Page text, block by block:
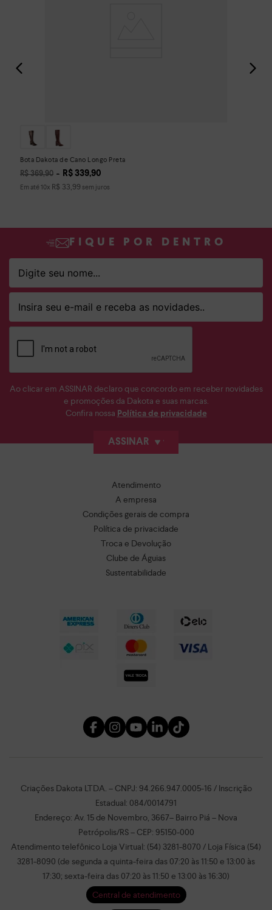
Bota Dakota de Cano Longo Preta
R$ 369,90 R$ 339,90
Em até 10x R$ 33,99 sem juros
FIQUE POR DENTRO
Ao clicar em ASSINAR declaro que concordo em receber novidades
e promoções da Dakota e suas marcas.
Confira nossa Política de privacidade
ASSINAR
Atendimento
A empresa
Condições gerais de compra
Política de privacidade
Troca e Devolução
Clube de Águias
Sustentabilidade
Criações Dakota LTDA. – CNPJ: 94.266.947.0005-16 / Inscrição
Estadual: 084/0014791
Endereço: Av. 15 de Novembro, 3667– Bairro Piá – Nova
Petrópolis/RS – CEP: 95150-000
Atendimento telefônico Loja Virtual: (54) 3281-8070 / Loja Física (54)
3281-8090 (de segunda a quinta-feira das 07:20 às 11:50 e 13:00 às
17:30; sexta-feira das 07:20 às 11:50 e 13:00 às 16:30)
Central de atendimento